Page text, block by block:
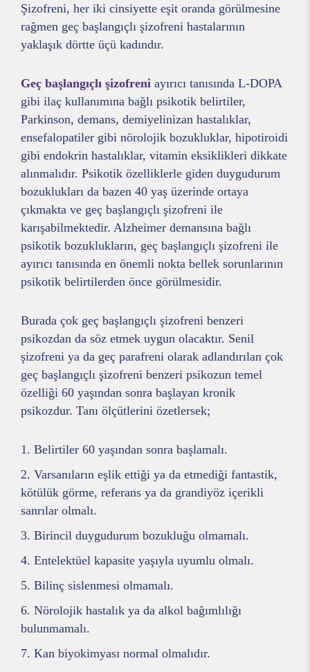
Şizofreni, her iki cinsiyette eşit oranda görülmesine
rağmen geç başlangıçlı şizofreni hastalarının
yaklaşık dörtte üçü kadındır.
Geç başlangıçlı şizofreni ayırıcı tanısında L-DOPA
gibi ilaç kullanımına bağlı psikotik belirtiler,
Parkinson, demans, demiyelinizan hastalıklar,
ensefalopatiler gibi nörolojik bozukluklar, hipotiroidi
gibi endokrin hastalıklar, vitamin eksiklikleri dikkate
alınmalıdır. Psikotik özelliklerle giden duygudurum
bozuklukları da bazen 40 yaş üzerinde ortaya
çıkmakta ve geç başlangıçlı şizofreni ile
karışabilmektedir. Alzheimer demansına bağlı
psikotik bozuklukların, geç başlangıçlı şizofreni ile
ayırıcı tanısında en önemli nokta bellek sorunlarının
psikotik belirtilerden önce görülmesidir.
Burada çok geç başlangıçlı şizofreni benzeri
psikozdan da söz etmek uygun olacaktır. Senil
şizofreni ya da geç parafreni olarak adlandırılan çok
geç başlangıçlı şizofreni benzeri psikozun temel
özelliği 60 yaşından sonra başlayan kronik
psikozdur. Tanı ölçütlerini özetlersek;
Belirtiler 60 yaşından sonra başlamalı.
Varsanıların eşlik ettiği ya da etmediği fantastik,
kötülük görme, referans ya da grandiyöz içerikli
sanrılar olmalı.
Birincil duygudurum bozukluğu olmamalı.
Entelektüel kapasite yaşıyla uyumlu olmalı.
Bilinç sislenmesi olmamalı.
Nörolojik hastalık ya da alkol bağımlılığı
bulunmamalı.
Kan biyokimyası normal olmalıdır.